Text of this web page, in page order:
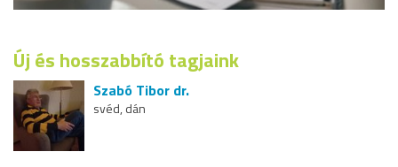
Új és hosszabbító tagjaink
Szabó Tibor dr.
svéd, dán